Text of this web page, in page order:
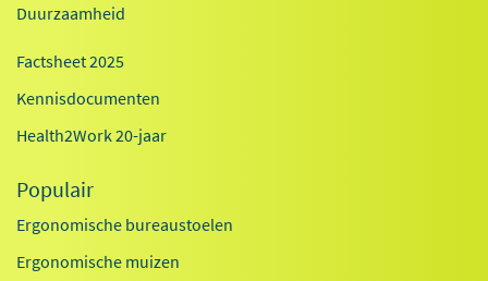
Duurzaamheid
Factsheet 2025
Kennisdocumenten
Health2Work 20-jaar
Populair
Ergonomische bureaustoelen
Ergonomische muizen